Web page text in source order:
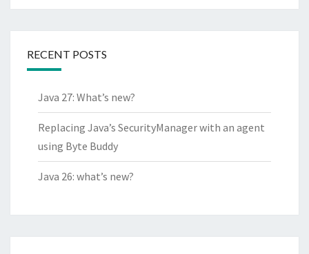
RECENT POSTS
Java 27: What’s new?
Replacing Java’s SecurityManager with an agent
using Byte Buddy
Java 26: what’s new?